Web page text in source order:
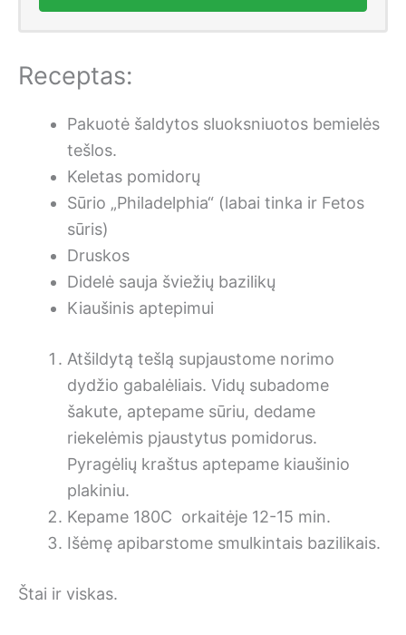
Receptas:
Pakuotė šaldytos sluoksniuotos bemielės
tešlos.
Keletas pomidorų
Sūrio „Philadelphia“ (labai tinka ir Fetos
sūris)
Druskos
Didelė sauja šviežių bazilikų
Kiaušinis aptepimui
Atšildytą tešlą supjaustome norimo
dydžio gabalėliais. Vidų subadome
šakute, aptepame sūriu, dedame
riekelėmis pjaustytus pomidorus.
Pyragėlių kraštus aptepame kiaušinio
plakiniu.
Kepame 180C orkaitėje 12-15 min.
Išėmę apibarstome smulkintais bazilikais.
Štai ir viskas.